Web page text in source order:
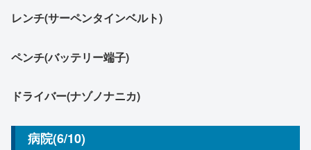
レンチ(サーペンタインベルト)
ペンチ(バッテリー端子)
ドライバー(ナゾノナニカ)
病院(6/10)